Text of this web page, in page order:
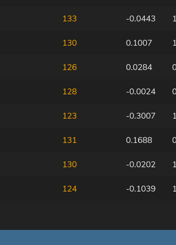
133 -0.0443
130 0.1007
126 0.0284
128 -0.0024
123 -0.3007
131 0.1688
130 -0.0202
124 -0.1039